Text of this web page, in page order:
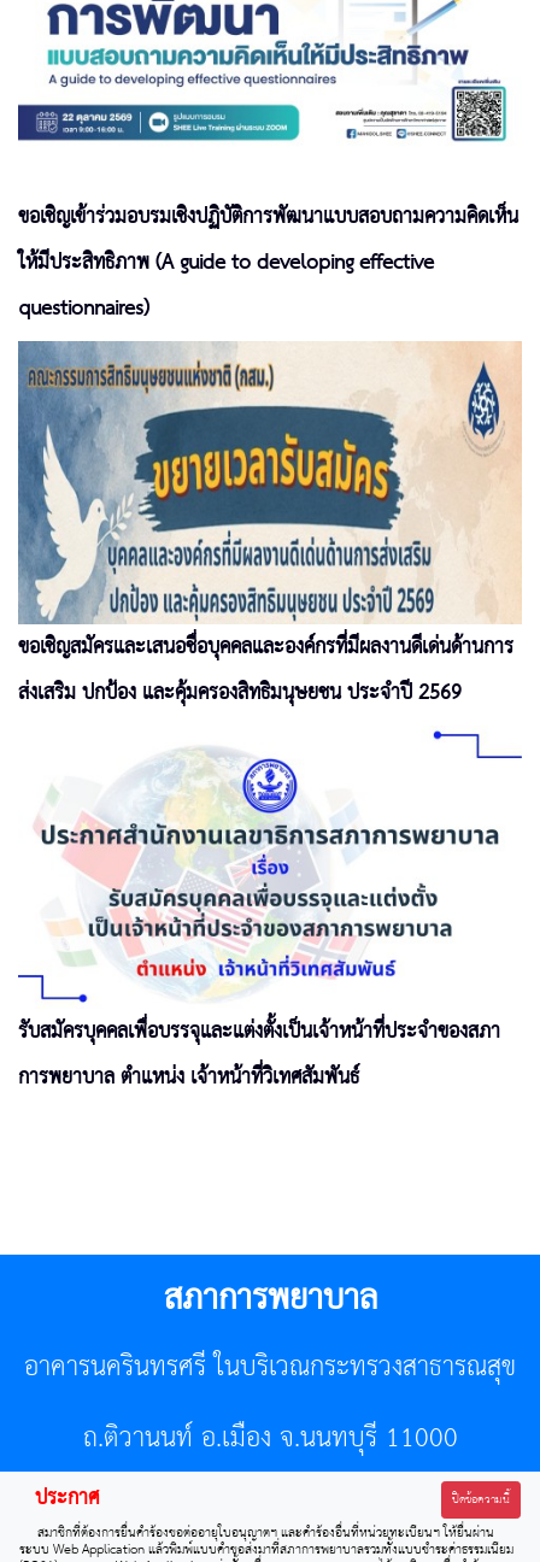
ขอเชิญเข้าร่วมอบรมเชิงปฏิบัติการพัฒนาแบบสอบถามความคิดเห็น
ให้มีประสิทธิภาพ (A guide to developing effective
questionnaires)
ขอเชิญสมัครและเสนอชื่อบุคคลและองค์กรที่มีผลงานดีเด่นด้านการ
ส่งเสริม ปกป้อง และคุ้มครองสิทธิมนุษยชน ประจำปี 2569
รับสมัครบุคคลเพื่อบรรจุและแต่งตั้งเป็นเจ้าหน้าที่ประจำของสภา
การพยาบาล ตำแหน่ง เจ้าหน้าที่วิเทศสัมพันธ์
สภาการพยาบาล
อาคารนครินทรศรี ในบริเวณกระทรวงสาธารณสุข
ถ.ติวานนท์ อ.เมือง จ.นนทบุรี 11000
โทรศัพท์ 02-596-7500 โทรสาร 0-2589-7121 E-mail :
center@tnmc.or.th
ประกาศ ปิดข้อความนี้
สมาชิกที่ต้องการยื่นคำร้องขอต่ออายุใบอนุญาตฯ และคำร้องอื่นที่หน่วยทะเบียนฯ ให้ยื่นผ่าน
ระบบ Web Application แล้วพิมพ์แบบคำขอส่งมาที่สภาการพยาบาลรวมทั้งแบบชำระค่าธรรมเนียม